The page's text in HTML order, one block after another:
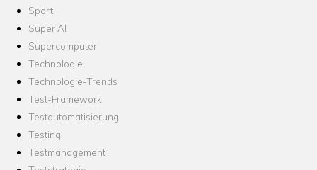
Sport
Super AI
Supercomputer
Technologie
Technologie-Trends
Test-Framework
Testautomatisierung
Testing
Testmanagement